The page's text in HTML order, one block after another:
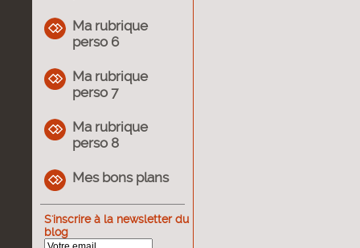
Ma rubrique
perso 6
Ma rubrique
perso 7
Ma rubrique
perso 8
Mes bons plans
S'inscrire à la newsletter du
blog